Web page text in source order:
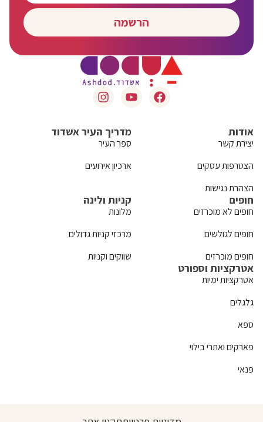
הרשמה
אודות
יצירת קשר
הצטרפות עסקים
הצהרת נגישות
מדריך העיר אשדוד
ספר העיר
ארכיון אירועים
חופים
חופים לא מוכרזים
חופים לגולשים
חופים מוכרזים
קניות ולינה
מלונות
מרכזי קניות גדולים
שווקים וקניות
אטרקציות וספורט
אטרקציות ימיות
גלגלים
ספא
פארקים ואתרי בילוי
פנאי